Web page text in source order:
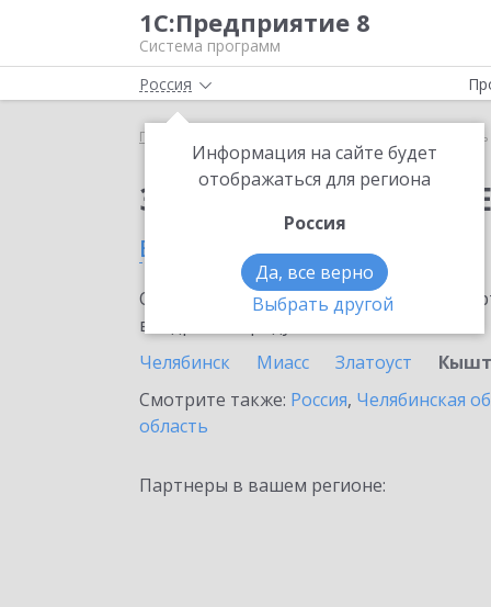
1С:Предприятие 8
Система программ
Россия
Информация на сайте будет
отображаться для региона
Россия
Да, все верно
Выбрать другой
Главная
Заказать Модуль
в Кыштыме
Ознакомьтесь с информационными
внедрение продукта.
Челябинск
Миасс Златоуст
Смотрите также: Россия, Челябинская
область
Партнеры в вашем регионе: